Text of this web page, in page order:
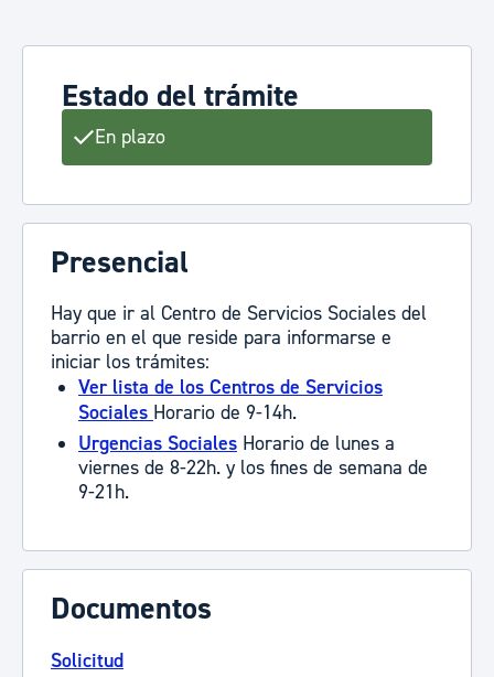
Estado del trámite
En plazo
Presencial
Hay que ir al Centro de Servicios Sociales del
barrio en el que reside para informarse e
iniciar los trámites:
Ver lista de los Centros de Servicios
Sociales Horario de 9-14h.
Urgencias Sociales Horario de lunes a
viernes de 8-22h. y los fines de semana de
9-21h.
Documentos
Solicitud